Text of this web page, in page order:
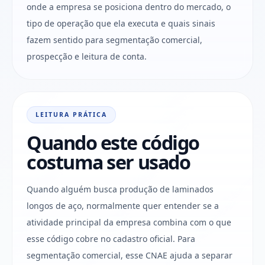
onde a empresa se posiciona dentro do mercado, o
tipo de operação que ela executa e quais sinais
fazem sentido para segmentação comercial,
prospecção e leitura de conta.
LEITURA PRÁTICA
Quando este código
costuma ser usado
Quando alguém busca produção de laminados
longos de aço, normalmente quer entender se a
atividade principal da empresa combina com o que
esse código cobre no cadastro oficial. Para
segmentação comercial, esse CNAE ajuda a separar